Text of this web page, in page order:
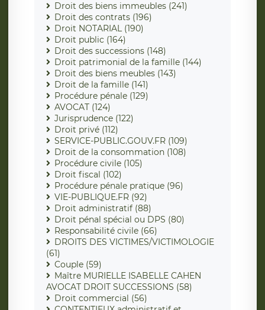
Droit des biens immeubles (241)
Droit des contrats (196)
Droit NOTARIAL (190)
Droit public (164)
Droit des successions (148)
Droit patrimonial de la famille (144)
Droit des biens meubles (143)
Droit de la famille (141)
Procédure pénale (129)
AVOCAT (124)
Jurisprudence (122)
Droit privé (112)
SERVICE-PUBLIC.GOUV.FR (109)
Droit de la consommation (108)
Procédure civile (105)
Droit fiscal (102)
Procédure pénale pratique (96)
VIE-PUBLIQUE.FR (92)
Droit administratif (88)
Droit pénal spécial ou DPS (80)
Responsabilité civile (66)
DROITS DES VICTIMES/VICTIMOLOGIE
(61)
Couple (59)
Maître MURIELLE ISABELLE CAHEN
AVOCAT DROIT SUCCESSIONS (58)
Droit commercial (56)